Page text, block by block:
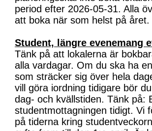
period efter 2026-05-31. Alla
att boka när som helst på året.
Student, längre evenemang
Tänk på att lokalerna är
alla vardagar. Om du ska ha
som sträcker sig över hela
vill göra iordning tidigare bör
dag- och kvällstiden. Tänk på:
studentmottagningen tidigt. Vi
på tiderna kring